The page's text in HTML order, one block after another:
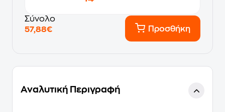
Σύνολο
57,88€
Προσθήκη
Αναλυτική Περιγραφή